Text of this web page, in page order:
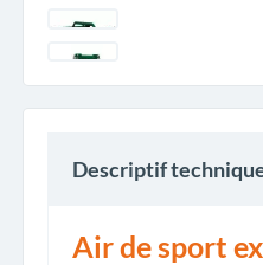
Descriptif
Air de sport